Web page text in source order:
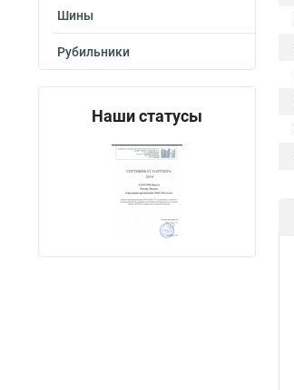
Шины
Рубильники
Наши статусы